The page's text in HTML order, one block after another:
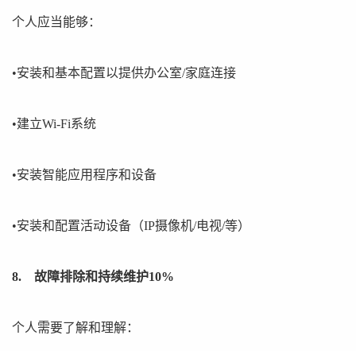
个人应当能够：
•安装和基本配置以提供办公室/家庭连接
•建立Wi-Fi系统
•安装智能应用程序和设备
•安装和配置活动设备（IP摄像机/电视/等）
8. 故障排除和持续维护10%
个人需要了解和理解：